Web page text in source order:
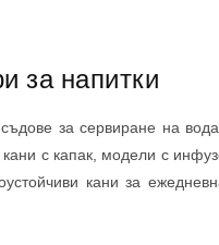
за напитки
за сервиране на
кани с капак, модели с
кани за